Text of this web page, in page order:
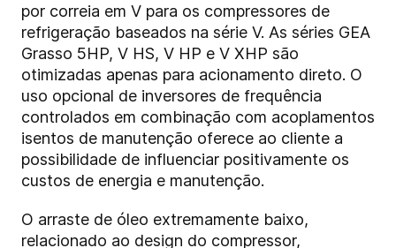
por correia em V para os compressores de
refrigeração baseados na série V. As séries GEA
Grasso 5HP, V HS, V HP e V XHP são
otimizadas apenas para acionamento direto. O
uso opcional de inversores de frequência
controlados em combinação com acoplamentos
isentos de manutenção oferece ao cliente a
possibilidade de influenciar positivamente os
custos de energia e manutenção.
O arraste de óleo extremamente baixo,
relacionado ao design do compressor,